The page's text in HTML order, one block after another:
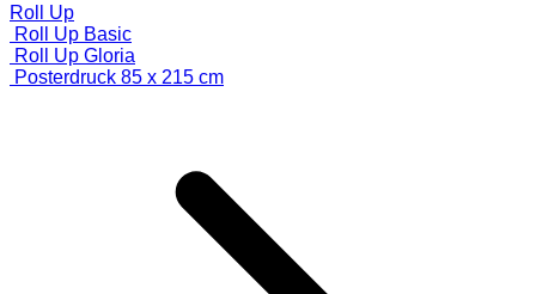
Roll Up
Roll Up Basic
Roll Up Gloria
Posterdruck 85 x 215 cm